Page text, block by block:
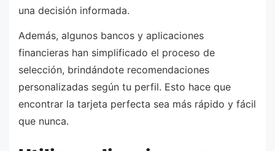
una decisión informada.
Además, algunos bancos y aplicaciones
financieras han simplificado el proceso de
selección, brindándote recomendaciones
personalizadas según tu perfil. Esto hace que
encontrar la tarjeta perfecta sea más rápido y fácil
que nunca.